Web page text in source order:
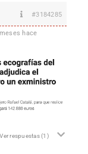
#3184285
hace
Ver respuestas(1)